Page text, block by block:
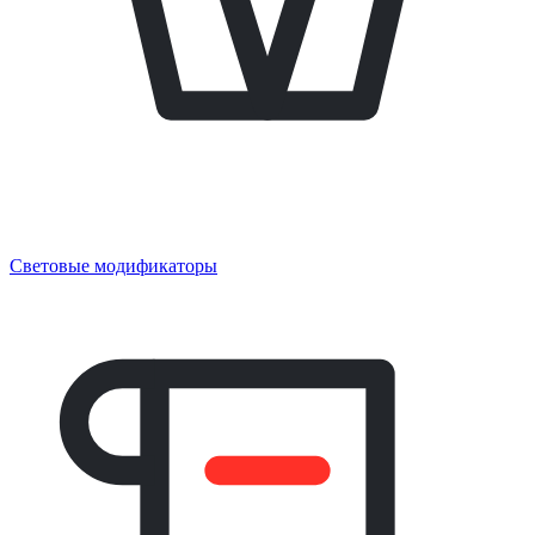
Световые модификаторы